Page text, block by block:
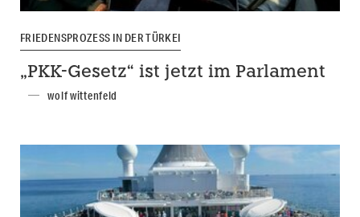
FRIEDENSPROZESS IN DER TÜRKEI
„PKK-Gesetz“ ist jetzt im Parlament
wolf wittenfeld